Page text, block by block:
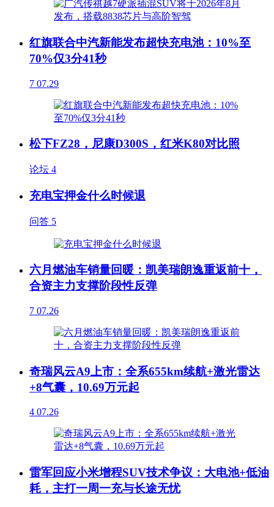
红旗联合中汽新能发布超快充电池：10%至
70%仅3分41秒
7 07.29
松下FZ28，尼康D300S，红米K80对比照
论坛 4
充电宝押金什么时候退
问答 5
六月燃油车销量回暖：凯美瑞朗逸重返前十，
合资主力支撑阶段性反弹
7 07.26
奇瑞风云A9上市：全系655km续航+激光雷达
+8气囊，10.69万元起
4 07.26
雷军回应小米增程SUV技术争议：大电池+低油
耗，主打一周一充与长途无忧